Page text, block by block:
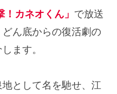
！カネオくん」 で放送
ん底からの復活劇の
ます。
として名を馳せ、江